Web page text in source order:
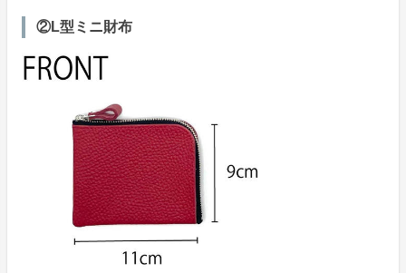
②L型ミニ財布